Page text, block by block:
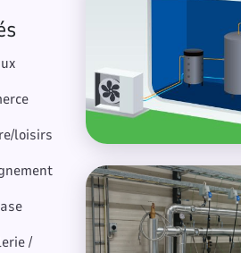
automatique lors de la sélection
loisirs
/
Chaudière numérique